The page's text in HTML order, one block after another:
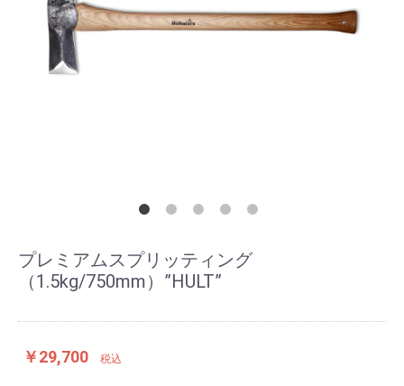
プレミアムスプリッティング
（1.5kg/750mm）”HULT”
￥29,700 税込